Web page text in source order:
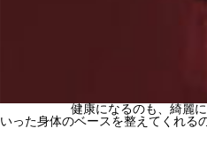
健康になるのも、綺麗になる
いった身体のベースを整えてくれ